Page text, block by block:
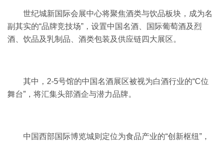
世纪城新国际会展中心将聚焦酒类与饮品板块，成为名
副其实的“品牌竞技场”，设置中国名酒、国际葡萄酒及烈
酒、饮品及乳制品、酒类包装及供应链四大展区。
其中，2-5号馆的中国名酒展区被视为白酒行业的“C位
舞台”，将汇集头部酒企与潜力品牌。
中国西部国际博览城则定位为食品产业的“创新枢纽”，